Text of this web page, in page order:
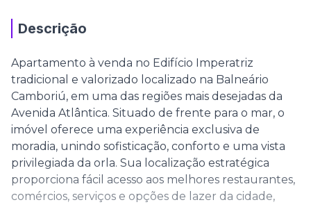
Descrição
Apartamento à venda no Edifício Imperatriz
tradicional e valorizado localizado na Balneário
Camboriú, em uma das regiões mais desejadas da
Avenida Atlântica. Situado de frente para o mar, o
imóvel oferece uma experiência exclusiva de
moradia, unindo sofisticação, conforto e uma vista
privilegiada da orla. Sua localização estratégica
proporciona fácil acesso aos melhores restaurantes,
comércios, serviços e opções de lazer da cidade,